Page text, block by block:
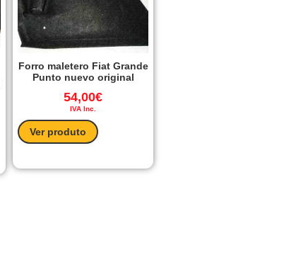
Forro maletero Fiat Grande
Punto nuevo original
54,00€
IVA Inc.
Ver produto